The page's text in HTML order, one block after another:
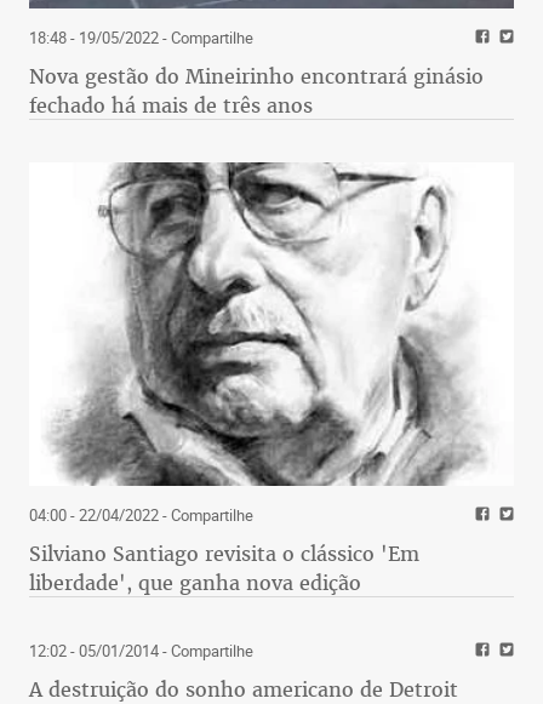
18:48 - 19/05/2022- Compartilhe
Nova gestão do Mineirinho encontrará ginásio
fechado há mais de três anos
04:00 - 22/04/2022- Compartilhe
Silviano Santiago revisita o clássico 'Em
liberdade', que ganha nova edição
12:02 - 05/01/2014- Compartilhe
A destruição do sonho americano de Detroit